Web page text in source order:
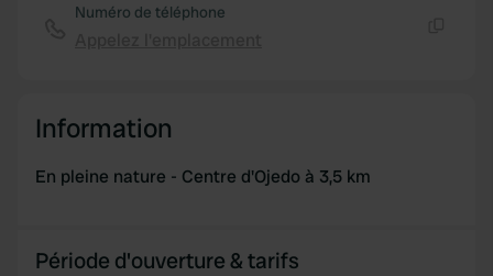
Numéro de téléphone
Information
En pleine nature - Centre d'Ojedo à 3,5 km
Période d'ouverture & tarifs